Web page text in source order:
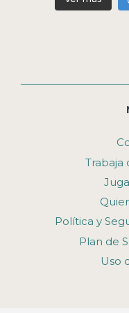
Trabaja
Política y
Plan de
Uso